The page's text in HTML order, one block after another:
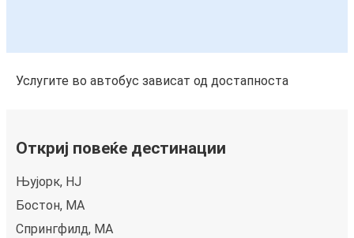
Услугите во автобус зависат од достапноста
Откриј повеќе дестинации
Њујорк, НЈ
Бостон, MA
Спрингфилд, MA